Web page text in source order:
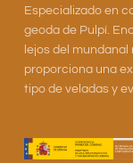
Especializado en
geoda de Pulpí.
lejos del
proporciona una
tipo de veladas y